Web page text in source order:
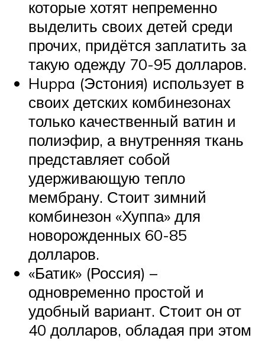
которые хотят непременно
выделить своих детей среди
прочих, придётся заплатить за
такую одежду 70-95 долларов.
Huppa (Эстония) использует в
своих детских комбинезонах
только качественный ватин и
полиэфир, а внутренняя ткань
представляет собой
удерживающую тепло
мембрану. Стоит зимний
комбинезон «Хуппа» для
новорожденных 60-85
долларов.
«Батик» (Россия) –
одновременно простой и
удобный вариант. Стоит он от
40 долларов, обладая при этом